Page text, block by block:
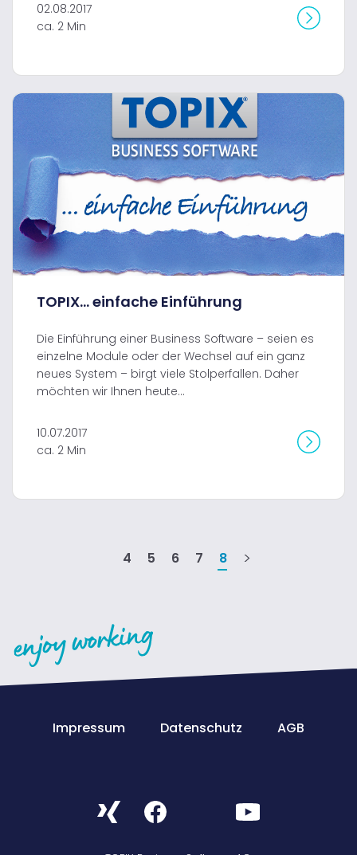
02.08.2017
ca. 2 Min
TOPIX... einfache Einführung
Die Einführung einer Business Software – seien es
einzelne Module oder der Wechsel auf ein ganz
neues System – birgt viele Stolperfallen. Daher
möchten wir Ihnen heute...
10.07.2017
ca. 2 Min
4 5 6 7 8
Impressum Datenschutz AGB